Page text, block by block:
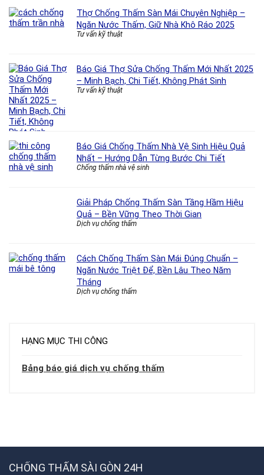
Thợ Chống Thấm Sàn Mái Chuyên Nghiệp –
Ngăn Nước Thấm, Giữ Nhà Khô Ráo 2025
Tư vấn kỹ thuật
Báo Giá Thợ Sửa Chống Thấm Mới Nhất 2025
– Minh Bạch, Chi Tiết, Không Phát Sinh
Tư vấn kỹ thuật
Báo Giá Chống Thấm Nhà Vệ Sinh Hiệu Quả
Nhất – Hướng Dẫn Từng Bước Chi Tiết
Chống thấm nhà vệ sinh
Giải Pháp Chống Thấm Sàn Tầng Hầm Hiệu
Quả – Bền Vững Theo Thời Gian
Dịch vụ chống thấm
Cách Chống Thấm Sàn Mái Đúng Chuẩn –
Ngăn Nước Triệt Để, Bền Lâu Theo Năm
Tháng
Dịch vụ chống thấm
HẠNG MỤC THI CÔNG
Bảng báo giá dịch vụ chống thấm
CHỐNG THẤM SÀI GÒN 24H